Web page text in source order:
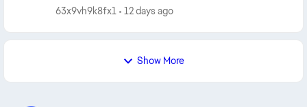
que nunca vi vinculada nela, é isso me imposs...
63x9vh9k8fx1 12 days ago
Show More